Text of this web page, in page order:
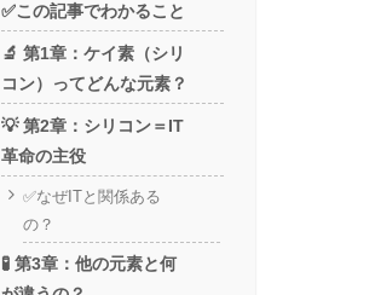
✅この記事でわかること
🔬 第1章：ケイ素（シリ
コン）ってどんな元素？
💡 第2章：シリコン＝IT
革命の主役
✅なぜITと関係ある
の？
🧪 第3章：他の元素と何